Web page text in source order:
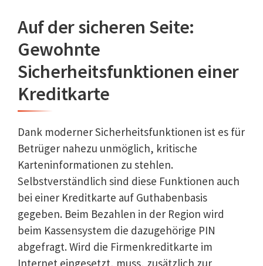
Auf der sicheren Seite:
Gewohnte
Sicherheitsfunktionen einer
Kreditkarte
Dank moderner Sicherheitsfunktionen ist es für
Betrüger nahezu unmöglich, kritische
Karteninformationen zu stehlen.
Selbstverständlich sind diese Funktionen auch
bei einer Kreditkarte auf Guthabenbasis
gegeben. Beim Bezahlen in der Region wird
beim Kassensystem die dazugehörige PIN
abgefragt. Wird die Firmenkreditkarte im
Internet eingesetzt, muss, zusätzlich zur